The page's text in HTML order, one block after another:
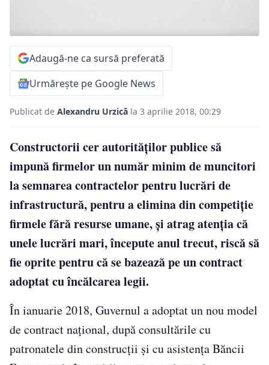
Adaugă-ne ca sursă preferată
Urmărește pe Google News
Publicat de Alexandru Urzică la 3 aprilie 2018, 00:29
Constructorii cer autorităţilor publice să
impună firmelor un număr minim de muncitori
la semnarea contractelor pentru lucrări de
infrastructură, pentru a elimina din competiţie
firmele fără resurse umane, şi atrag atenţia că
unele lucrări mari, începute anul trecut, riscă să
fie oprite pentru că se bazează pe un contract
adoptat cu încălcarea legii.
În ianuarie 2018, Guvernul a adoptat un nou model
de contract naţional, după consultările cu
patronatele din construcţii şi cu asistenţa Băncii